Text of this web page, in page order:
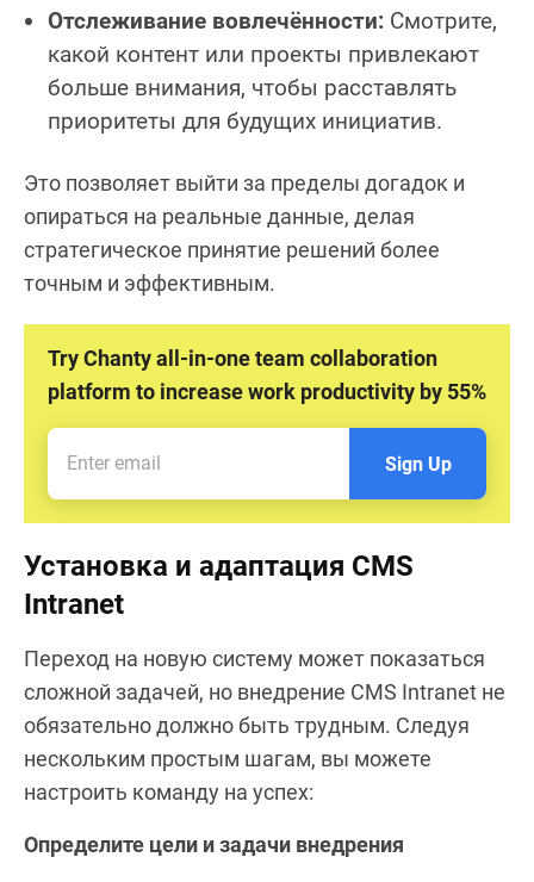
Отслеживание вовлечённости: Смотрите,
какой контент или проекты привлекают
больше внимания, чтобы расставлять
приоритеты для будущих инициатив.
Это позволяет выйти за пределы догадок и
опираться на реальные данные, делая
стратегическое принятие решений более
точным и эффективным.
Try Chanty all-in-one team collaboration
platform to increase work productivity by 55%
Sign Up
Установка и адаптация CMS
Intranet
Переход на новую систему может показаться
сложной задачей, но внедрение CMS Intranet не
обязательно должно быть трудным. Следуя
нескольким простым шагам, вы можете
настроить команду на успех:
Определите цели и задачи внедрения